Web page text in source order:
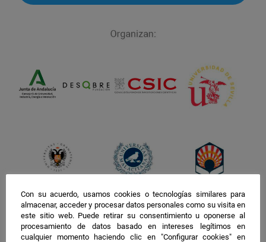
facebook
twitter
instagram
Con su acuerdo, usamos cookies o tecnologías similares para
almacenar, acceder y procesar datos personales como su visita en
este sitio web. Puede retirar su consentimiento u oponerse al
procesamiento de datos basado en intereses legítimos en
cualquier momento haciendo clic en "Configurar cookies" en